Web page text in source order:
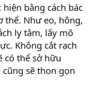
bằng cách bác
thể. Như eo, hông,
ly tâm, lấy mô
Không cắt rạch
có thể sở hữu
cũng sẽ thon gọn